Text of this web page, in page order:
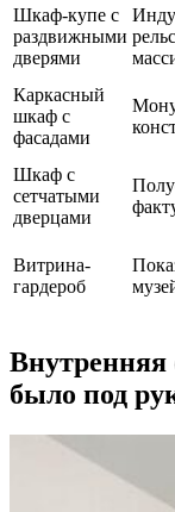
Шкаф-купе с
раздвижными
дверями
Каркасный
шкаф с
фасадами
Шкаф с
сетчатыми
дверцами
Витрина-
гардероб
Внутренняя
было под